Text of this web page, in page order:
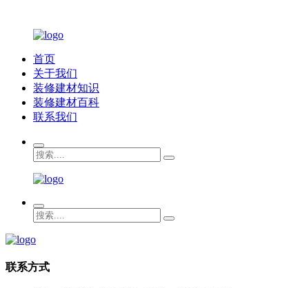
首页
关于我们
装修建材知识
装修建材百科
联系我们
联系方式